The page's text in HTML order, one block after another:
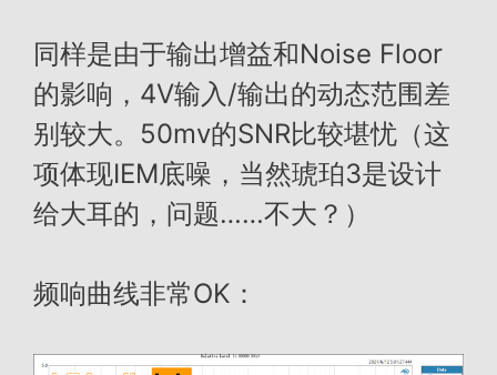
同样是由于输出增益和Noise Floor
的影响，4V输入/输出的动态范围差
别较大。50mv的SNR比较堪忧（这
项体现IEM底噪，当然琥珀3是设计
给大耳的，问题……不大？）
频响曲线非常OK：